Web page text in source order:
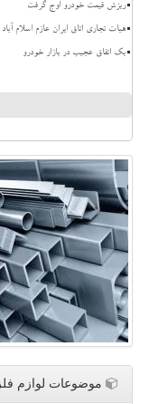
ریزش قیمت خودرو اوج گرفت
هیات تجاری اتاق ایران عازم اسلام
بک اتفاق عجیب در بازار خودرو
موضوعات لوازم